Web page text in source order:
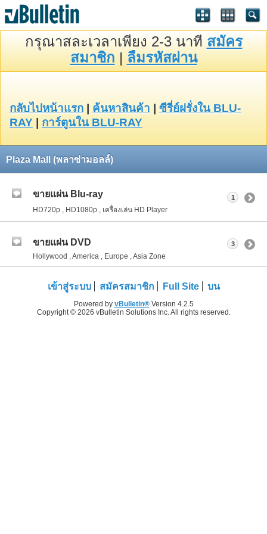
กรุณาสละเวลาเพียง 2-3 นาที สมัคร
สมาชิก | ลืมรหัสผ่าน
กลับไปหน้าแรก ค้นหาสินค้า
ซีรี่ย์ฝรั่งใน BLU-
RAY
การ์ตูนใน BLU-RAY
Plaza Mall (พลาซ่ามอลล์)
ขายแผ่น Blu-ray
HD720p , HD1080p , เครื่องเล่น HD Player
1
ขายแผ่น DVD
Hollywood , America , Europe , Asia Zone
3
เข้าสู่ระบบ สมัครสมาชิก Full Site บน
Powered by vBulletin®Version 4.2.5
Copyright © 2026 vBulletin Solutions Inc. All rights reserved.